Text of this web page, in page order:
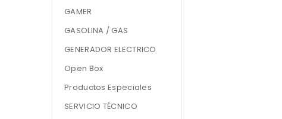
GAMER
GASOLINA / GAS
GENERADOR ELECTRICO
Open Box
Productos Especiales
SERVICIO TÉCNICO